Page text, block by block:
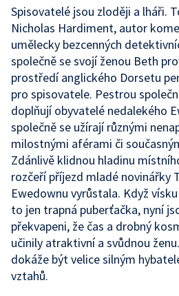
Spisovatelé jsou zloději a lháři.
Nicholas Hardiment, autor
umělecky bezcenných
společně se svojí ženou Beth
prostředí anglického Dorsetu
pro spisovatele. Pestrou
doplňují obyvatelé nedalekého
společně se užírají různými
milostnými aférami či
Zdánlivě klidnou hladinu
rozčeří příjezd mladé novinářky
Ewedownu vyrůstala. Když
to jen trapná puberťačka, nyní
překvapeni, že čas a drobný
učinily atraktivní a svůdnou
dokáže být velice silným
vztahů.